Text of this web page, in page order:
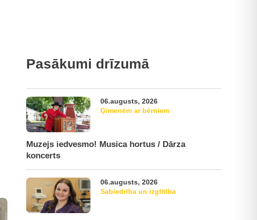
Pasākumi drīzumā
06.augusts, 2026
Ģimenēm ar bērniem
Muzejs iedvesmo! Musica hortus / Dārza
koncerts
06.augusts, 2026
Sabiedrība un izglītība